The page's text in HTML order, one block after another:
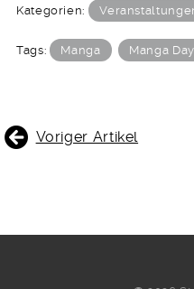
Kategorien:
Tags: Manga Manga Day
Voriger Artikel